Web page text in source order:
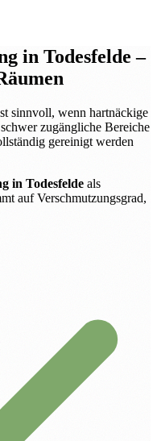
in Todesfelde–
sinnvoll, wenn hartnäckige
zugängliche Bereiche
gereinigt werden
in Todesfelde als
auf Verschmutzungsgrad,